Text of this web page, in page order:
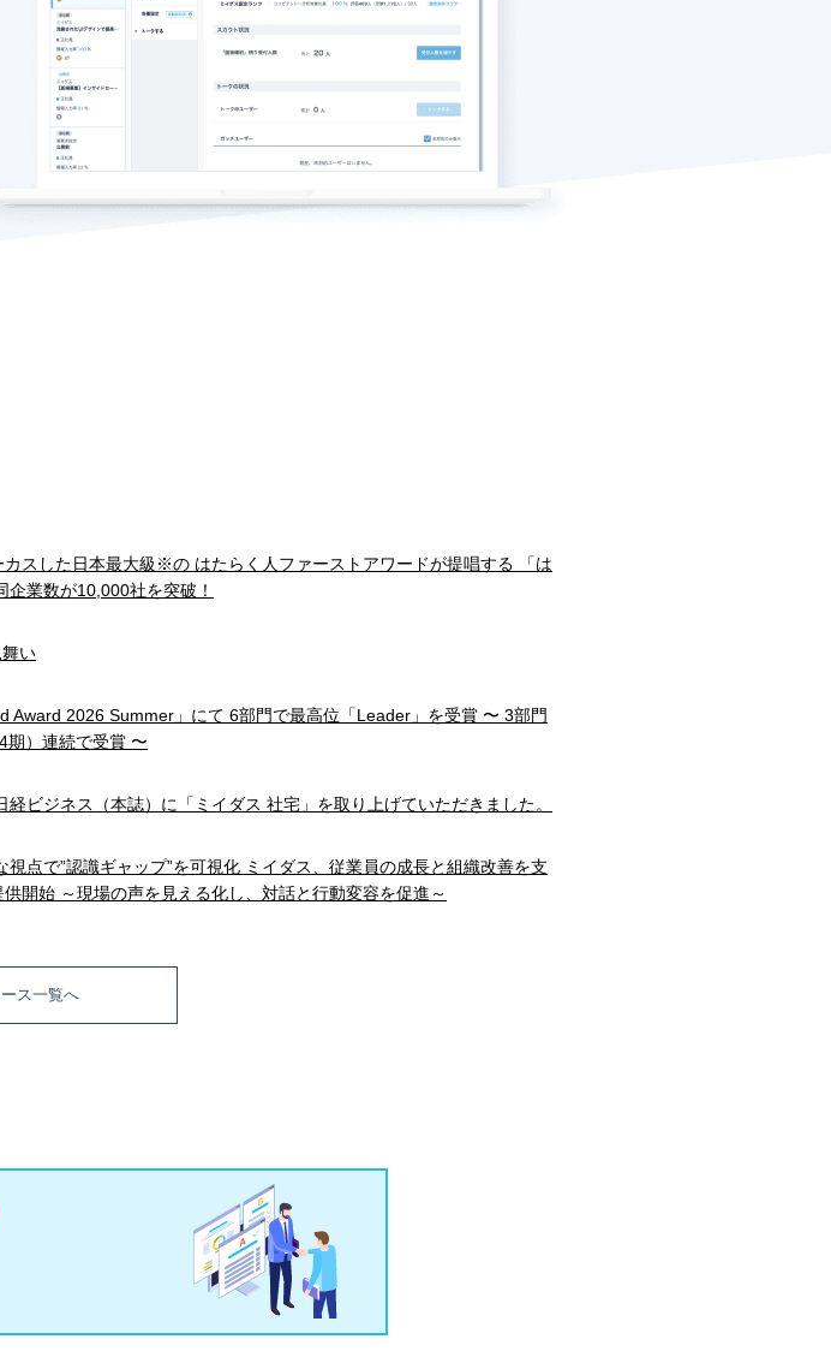
カスした日本最大級※の はたらく人ファーストアワードが提唱する 「は
業数が10,000社を突破！
い
Award 2026 Summer」にて 6部門で最高位「Leader」を受賞 〜 3部門
期）連続で受賞 〜
経ビジネス（本誌）に「ミイダス 社宅」を取り上げていただきました。
点で”認識ギャップ”を可視化 ミイダス、従業員の成長と組織改善を支
開始 ～現場の声を見える化し、対話と行動変容を促進～
ス一覧へ